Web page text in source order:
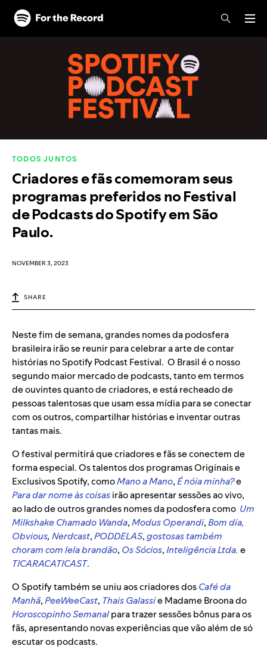
Skip to main content
Skip to footer
TODOS JUNTOS
Criadores e fãs comemoram seus
programas preferidos no Festival
de Podcasts do Spotify em São
Paulo.
NOVEMBER 3, 2023
SHARE
Neste fim de semana, grandes nomes da podosfera
brasileira irão se reunir para celebrar a arte de contar
histórias no Spotify Podcast Festival. O Brasil é o nosso
segundo maior mercado de podcasts, tanto em termos
de ouvintes quanto de criadores, e está recheado de
pessoas talentosas que usam essa mídia para se conectar
com os outros, compartilhar histórias e inventar outras
tantas mais.
O festival permitirá que criadores e fãs se conectem de
forma especial. Os talentos dos programas Originais e
Exclusivos Spotify, comoMano a Mano,É nóia minha?e
Para dar nome às coisasirão apresentar sessões ao vivo,
ao lado de outros grandes nomes da podosfera como Um
Milkshake Chamado Wanda,Modus Operandi,Bom dia,
Obvious,Nerdcast,PODDELAS,gostosas também
choram com lela brandão, Os Sócios,Inteligência Ltda. e
TICARACATICAST.
O Spotify também se uniu aos criadores dosCafé da
Manhã,PeeWeeCast, Thais Galassie Madame Broona do
Horoscopinho Semanalpara trazer sessões bônus para os
fãs, apresentando novas experiências que vão além de só
escutar os podcasts.